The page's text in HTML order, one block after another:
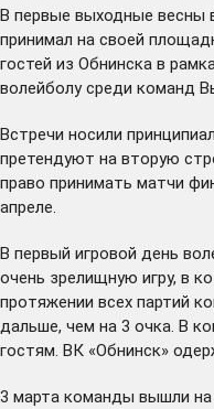
В первые выходные весны
принимал на своей
гостей из Обнинска в
волейболу среди команд
Встречи носили
претендуют на вторую
право принимать матчи
апреле.
В первый игровой день
очень зрелищную игру, в
протяжении всех партий
дальше, чем на 3 очка. В
гостям. ВК «Обнинск»
3 марта команды вышли